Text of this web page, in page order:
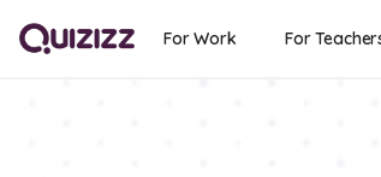
For Work For